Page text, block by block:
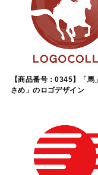
【商品番号：0345】「馬
さめ」のロゴデザイン